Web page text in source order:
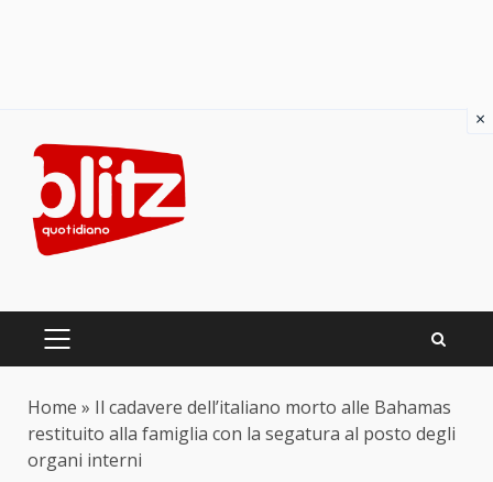
content
PRIMARY
Home » Il cadavere dell’italiano morto alle Bahamas
restituito alla famiglia con la segatura al posto degli
organi interni
×